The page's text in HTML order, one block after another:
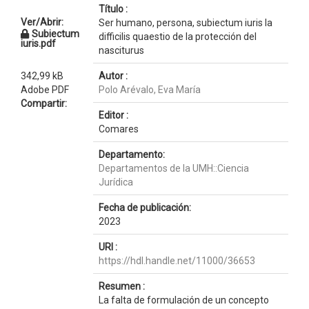
Ver/Abrir:
Subiectum
iuris.pdf
342,99 kB
Adobe PDF
Compartir:
Título :
Ser humano, persona, subiectum iuris la
difficilis quaestio de la protección del
nasciturus
Autor :
Polo Arévalo, Eva María
Editor :
Comares
Departamento:
Departamentos de la UMH::Ciencia
Jurídica
Fecha de publicación:
2023
URI :
https://hdl.handle.net/11000/36653
Resumen :
La falta de formulación de un concepto